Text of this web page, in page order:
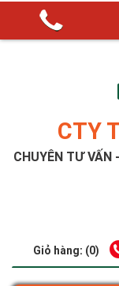
CTY
CHUYÊN TƯ
Giỏ hàng: (0)